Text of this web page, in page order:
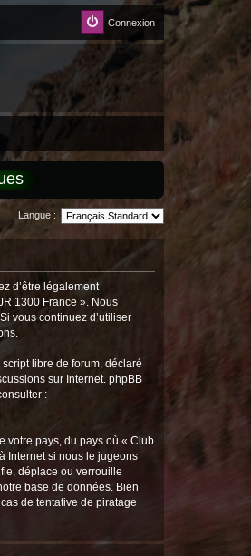
Connexion
Langue :
d’être légalement
1300 France ». Nous
vous continuez d’utiliser
libre de forum, déclaré
sur Internet. phpBB
:
votre pays, du pays où « Club
Internet si nous le jugeons
déplace ou verrouille
base de données. Bien
de tentative de piratage